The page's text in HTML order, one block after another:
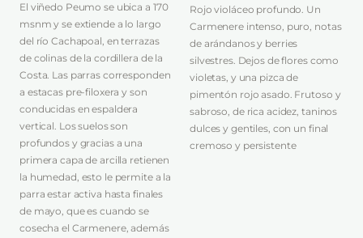
El viñedo Peumo se ubica a 170
msnm y se extiende a lo largo
del río Cachapoal, en terrazas
de colinas de la cordillera de la
Costa. Las parras corresponden
a estacas pre-filoxera y son
conducidas en espaldera
vertical. Los suelos son
profundos y gracias a una
primera capa de arcilla retienen
la humedad, esto le permite a la
parra estar activa hasta finales
de mayo, que es cuando se
cosecha el Carmenere, además
Rojo violáceo profundo. Un
Carmenere intenso, puro, notas
de arándanos y berries
silvestres. Dejos de flores como
violetas, y una pizca de
pimentón rojo asado. Frutoso y
sabroso, de rica acidez, taninos
dulces y gentiles, con un final
cremoso y persistente